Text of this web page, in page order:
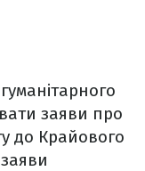
заяви про
до Крайового